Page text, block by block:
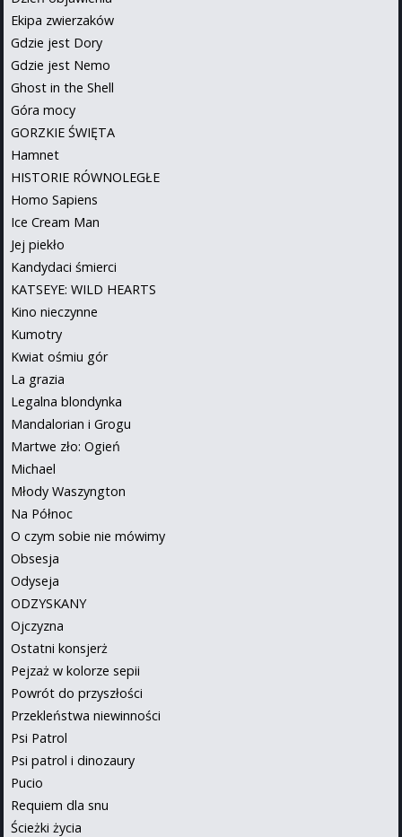
Ekipa zwierzaków
Gdzie jest Dory
Gdzie jest Nemo
Ghost in the Shell
Góra mocy
GORZKIE ŚWIĘTA
Hamnet
HISTORIE RÓWNOLEGŁE
Homo Sapiens
Ice Cream Man
Jej piekło
Kandydaci śmierci
KATSEYE: WILD HEARTS
Kino nieczynne
Kumotry
Kwiat ośmiu gór
La grazia
Legalna blondynka
Mandalorian i Grogu
Martwe zło: Ogień
Michael
Młody Waszyngton
Na Północ
O czym sobie nie mówimy
Obsesja
Odyseja
ODZYSKANY
Ojczyzna
Ostatni konsjerż
Pejzaż w kolorze sepii
Powrót do przyszłości
Przekleństwa niewinności
Psi Patrol
Psi patrol i dinozaury
Pucio
Requiem dla snu
Ścieżki życia